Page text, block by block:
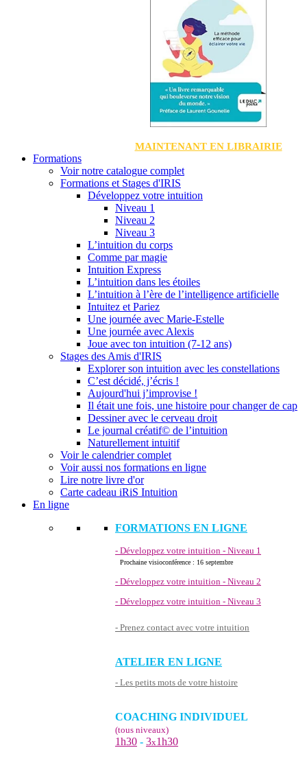
MAINTENANT EN LIBRAIRIE
Formations
Voir notre catalogue complet
Formations et Stages d'IRIS
Développez votre intuition
Niveau 1
Niveau 2
Niveau 3
L’intuition du corps
Comme par magie
Intuition Express
L’intuition dans les étoiles
L’intuition à l’ère de l’intelligence artificielle
Intuitez et Pariez
Une journée avec Marie-Estelle
Une journée avec Alexis
Joue avec ton intuition (7-12 ans)
Stages des Amis d'IRIS
Explorer son intuition avec les constellations
C’est décidé, j’écris !
Aujourd'hui j’improvise !
Il était une fois, une histoire pour changer de cap
Dessiner avec le cerveau droit
Le journal créatif© de l’intuition
Naturellement intuitif
Voir le calendrier complet
Voir aussi nos formations en ligne
Lire notre livre d'or
Carte cadeau iRiS Intuition
En ligne
FORMATIONS EN LIGNE
- Développez votre intuition - Niveau 1
Prochaine visioconférence : 16 septembre
- Développez votre intuition - Niveau 2
- Développez votre intuition - Niveau 3
- Prenez contact avec votre intuition
ATELIER EN LIGNE
- Les petits mots de votre histoire
COACHING INDIVIDUEL
(tous niveaux)
1h30 - 3x1h30